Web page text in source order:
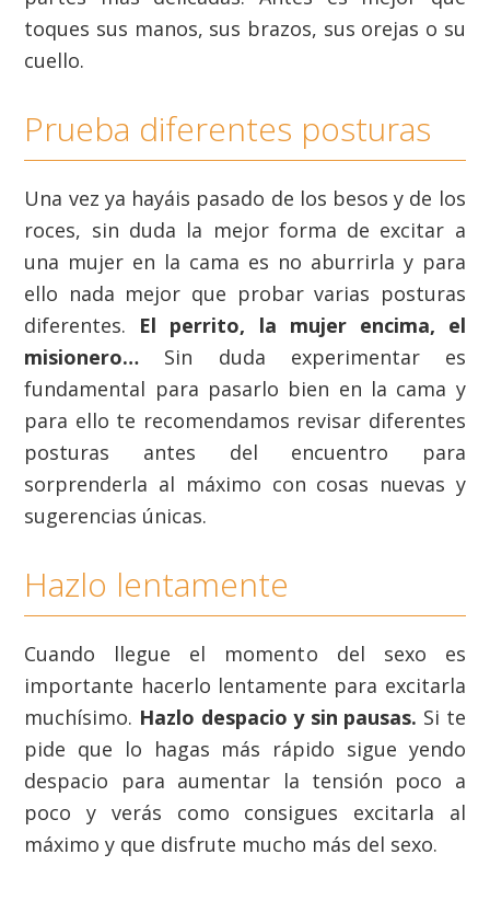
toques sus manos, sus brazos, sus orejas o su
cuello.
Prueba diferentes posturas
Una vez ya hayáis pasado de los besos y de los
roces, sin duda la mejor forma de excitar a
una mujer en la cama es no aburrirla y para
ello nada mejor que probar varias posturas
diferentes. El perrito, la mujer encima, el
misionero… Sin duda experimentar es
fundamental para pasarlo bien en la cama y
para ello te recomendamos revisar diferentes
posturas antes del encuentro para
sorprenderla al máximo con cosas nuevas y
sugerencias únicas.
Hazlo lentamente
Cuando llegue el momento del sexo es
importante hacerlo lentamente para excitarla
muchísimo. Hazlo despacio y sin pausas. Si te
pide que lo hagas más rápido sigue yendo
despacio para aumentar la tensión poco a
poco y verás como consigues excitarla al
máximo y que disfrute mucho más del sexo.